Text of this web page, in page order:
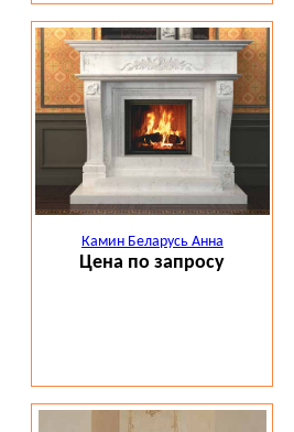
Камин Беларусь Анна
Цена по запросу